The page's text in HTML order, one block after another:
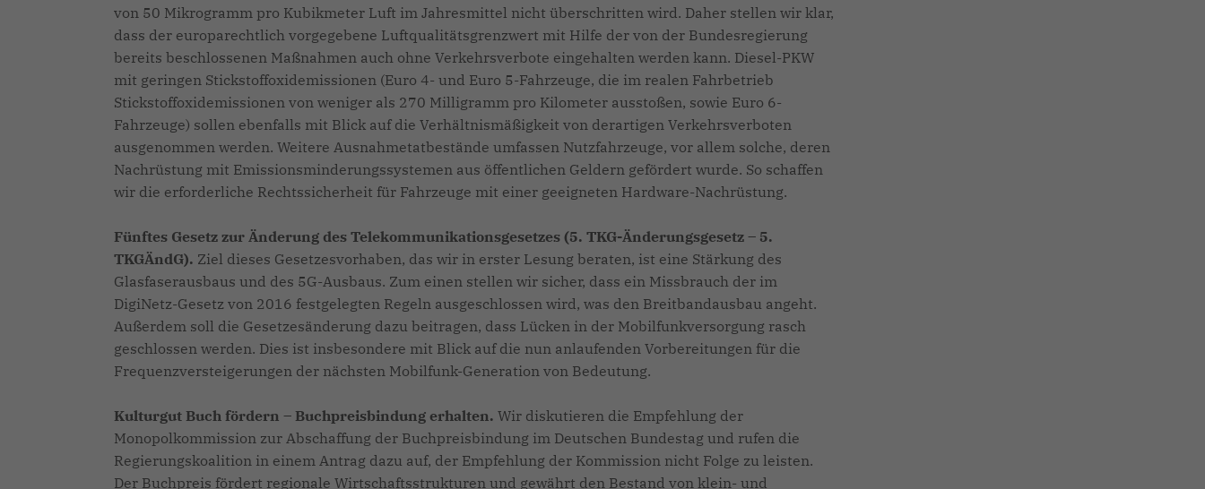
von 50 Mikrogramm pro Kubikmeter Luft im Jahresmittel nicht überschritten wird. Daher stellen wir klar,
dass der europarechtlich vorgegebene Luftqualitätsgrenzwert mit Hilfe der von der Bundesregierung
bereits beschlossenen Maßnahmen auch ohne Verkehrsverbote eingehalten werden kann. Diesel-PKW
mit geringen Stickstoffoxidemissionen (Euro 4- und Euro 5-Fahrzeuge, die im realen Fahrbetrieb
Stickstoffoxidemissionen von weniger als 270 Milligramm pro Kilometer ausstoßen, sowie Euro 6-
Fahrzeuge) sollen ebenfalls mit Blick auf die Verhältnismäßigkeit von derartigen Verkehrsverboten
ausgenommen werden. Weitere Ausnahmetatbestände umfassen Nutzfahrzeuge, vor allem solche, deren
Nachrüstung mit Emissionsminderungssystemen aus öffentlichen Geldern gefördert wurde. So schaffen
wir die erforderliche Rechtssicherheit für Fahrzeuge mit einer geeigneten Hardware-Nachrüstung.
Fünftes Gesetz zur Änderung des Telekommunikationsgesetzes (5. TKG-Änderungsgesetz – 5.
TKGÄndG). Ziel dieses Gesetzesvorhaben, das wir in erster Lesung beraten, ist eine Stärkung des
Glasfaserausbaus und des 5G-Ausbaus. Zum einen stellen wir sicher, dass ein Missbrauch der im
DigiNetz-Gesetz von 2016 festgelegten Regeln ausgeschlossen wird, was den Breitbandausbau angeht.
Außerdem soll die Gesetzesänderung dazu beitragen, dass Lücken in der Mobilfunkversorgung rasch
geschlossen werden. Dies ist insbesondere mit Blick auf die nun anlaufenden Vorbereitungen für die
Frequenzversteigerungen der nächsten Mobilfunk-Generation von Bedeutung.
Kulturgut Buch fördern – Buchpreisbindung erhalten. Wir diskutieren die Empfehlung der
Monopolkommission zur Abschaffung der Buchpreisbindung im Deutschen Bundestag und rufen die
Regierungskoalition in einem Antrag dazu auf, der Empfehlung der Kommission nicht Folge zu leisten.
Der Buchpreis fördert regionale Wirtschaftsstrukturen und gewährt den Bestand von klein- und